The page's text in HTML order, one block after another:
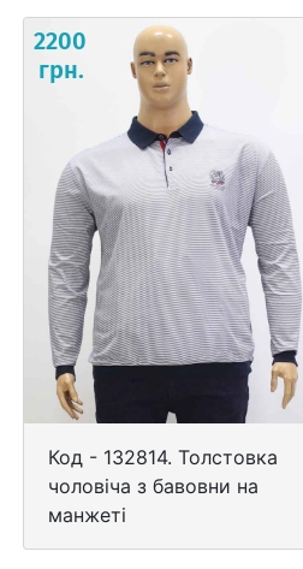
2200
грн.
Код - 132814. Толстовка
чоловіча з бавовни на
манжеті